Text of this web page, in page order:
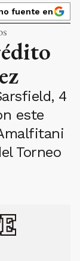
fuente en
4
este
Torneo